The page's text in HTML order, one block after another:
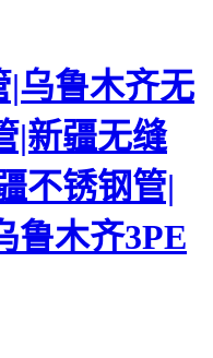
|乌鲁木齐无
|新疆无缝
不锈钢管|
鲁木齐3PE